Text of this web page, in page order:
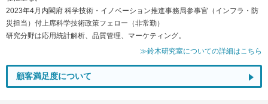
2023年4月内閣府 科学技術・イノベーション推進事務局参事官（インフラ・防
災担当）付上席科学技術政策フェロー（非常勤）
研究分野は応用統計解析、品質管理、マーケティング。
≫鈴木研究室についての詳細はこちら
顧客満足度について